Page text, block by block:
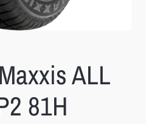
ALL
81H